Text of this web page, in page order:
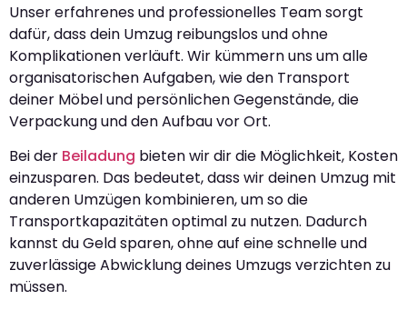
Unser erfahrenes und professionelles Team sorgt
dafür, dass dein Umzug reibungslos und ohne
Komplikationen verläuft. Wir kümmern uns um alle
organisatorischen Aufgaben, wie den Transport
deiner Möbel und persönlichen Gegenstände, die
Verpackung und den Aufbau vor Ort.
Bei der Beiladung bieten wir dir die Möglichkeit, Kosten
einzusparen. Das bedeutet, dass wir deinen Umzug mit
anderen Umzügen kombinieren, um so die
Transportkapazitäten optimal zu nutzen. Dadurch
kannst du Geld sparen, ohne auf eine schnelle und
zuverlässige Abwicklung deines Umzugs verzichten zu
müssen.